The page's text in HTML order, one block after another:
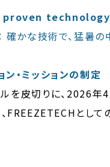
proven
確かな技術で、猛暑
ン・ミッションの制定
を皮切りに、2026年
FREEZETECHとして